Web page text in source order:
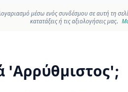
μέσω ενός συνδέσμου σε αυτή τη
κατατάξεις ή τις αξιολογήσεις μας.
'Αρρύθμιστος';